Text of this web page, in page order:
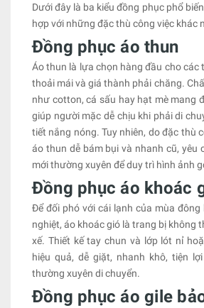
Dưới đây là ba kiểu đồng phục phổ
hợp với những đặc thù công việc khác
Đồng phục áo thun
Áo thun là lựa chọn hàng đầu cho các
thoải mái và giá thành phải chăng.
như cotton, cá sấu hay hạt mè mang
giúp người mặc dễ chịu khi phải di
tiết nắng nóng. Tuy nhiên, do đặc thù
áo thun dễ bám bụi và nhanh cũ, yêu
mới thường xuyên để duy trì hình ảnh
Đồng phục áo khoác
Để đối phó với cái lạnh của mùa
nghiệt, áo khoác gió là trang bị không
xế. Thiết kế tay chun và lớp lót nỉ
hiệu quả, dễ giặt, nhanh khô, tiện
thường xuyên di chuyển.
Đồng phục áo gile